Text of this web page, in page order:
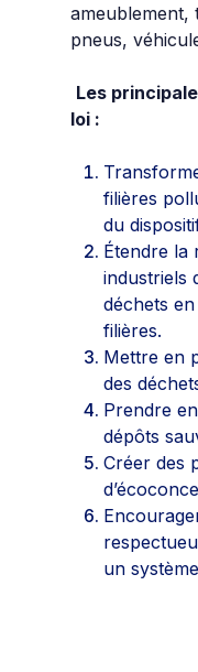
ameublement,
pneus,
Les
loi :
filières
du
Étendre la
industriels
déchets
filières.
Mettre en
des
Prendre
dépôts
Créer des
un